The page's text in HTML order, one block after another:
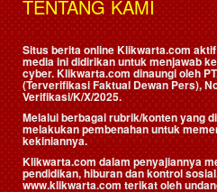
TENTANG KAMI
Situs berita online Klikwarta.com
media ini didirikan untuk menjawab
cyber. Klikwarta.com dinaungi oleh
(Terverifikasi Faktual Dewan Pers),
Verifikasi/K/X/2025.
Melalui berbagai rubrik/konten yang
melakukan pembenahan untuk
kekiniannya.
Klikwarta.com dalam penyajiannya
pendidikan, hiburan dan kontrol
www.klikwarta.com terikat oleh